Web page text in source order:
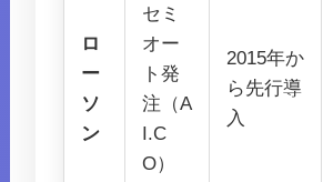
ロ
ー
ソ
ン
セミ
オー
ト発
注（A
I.C
O）
2015年か
ら先行導
入